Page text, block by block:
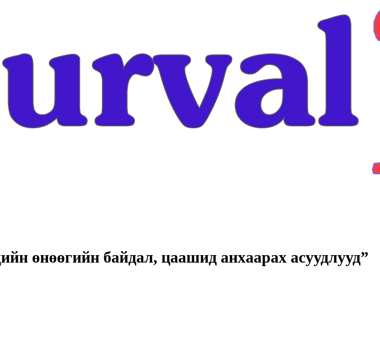
өнөөгийн байдал, цаашид анхаарах асуудлууд”